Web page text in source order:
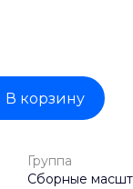
В корзину
Группа
Сборные